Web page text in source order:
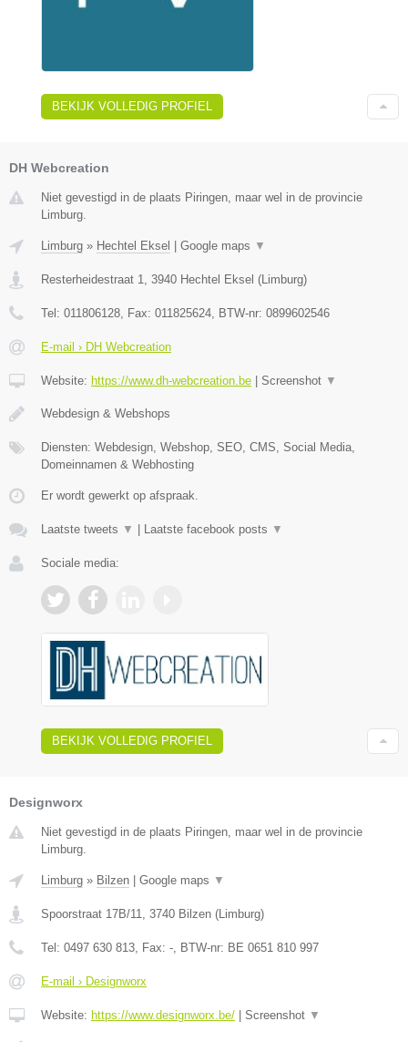
BEKIJK VOLLEDIG PROFIEL
DH Webcreation
Niet gevestigd in de plaats Piringen, maar wel in de provincie
Limburg.
Limburg » Hechtel Eksel Google maps ▼
Resterheidestraat 1, 3940 Hechtel Eksel (Limburg)
Tel: 011806128, Fax: 011825624, BTW-nr: 0899602546
E-mail › DH Webcreation
Website: https://www.dh-webcreation.be Screenshot ▼
Webdesign & Webshops
Diensten: Webdesign, Webshop, SEO, CMS, Social Media,
Domeinnamen & Webhosting
Er wordt gewerkt op afspraak.
Laatste tweets ▼ Laatste facebook posts ▼
Sociale media:
BEKIJK VOLLEDIG PROFIEL
Designworx
Niet gevestigd in de plaats Piringen, maar wel in de provincie
Limburg.
Limburg » Bilzen Google maps ▼
Spoorstraat 17B/11, 3740 Bilzen (Limburg)
Tel: 0497 630 813, Fax: -, BTW-nr: BE 0651 810 997
E-mail › Designworx
Website: https://www.designworx.be/ Screenshot ▼